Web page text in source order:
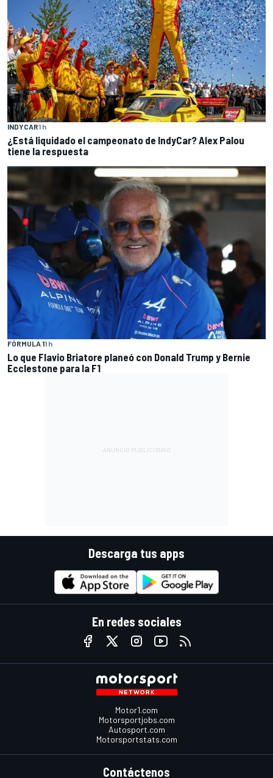
INDYCAR1 h
¿Está liquidado el campeonato de IndyCar? Alex Palou
tiene la respuesta
FÓRMULA 11 h
Lo que Flavio Briatore planeó con Donald Trump y Bernie
Ecclestone para la F1
Descarga tus apps
En redes sociales
Motor1.com
Motorsportjobs.com
Autosport.com
Motorsportstats.com
Contáctenos